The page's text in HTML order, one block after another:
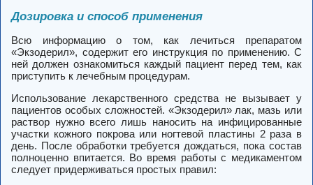
Дозировка и способ применения
Всю информацию о том, как лечиться препаратом
«Экзодерил», содержит его инструкция по применению. С
ней должен ознакомиться каждый пациент перед тем, как
приступить к лечебным процедурам.
Использование лекарственного средства не вызывает у
пациентов особых сложностей. «Экзодерил» лак, мазь или
раствор нужно всего лишь наносить на инфицированные
участки кожного покрова или ногтевой пластины 2 раза в
день. После обработки требуется дождаться, пока состав
полноценно впитается. Во время работы с медикаментом
следует придерживаться простых правил: